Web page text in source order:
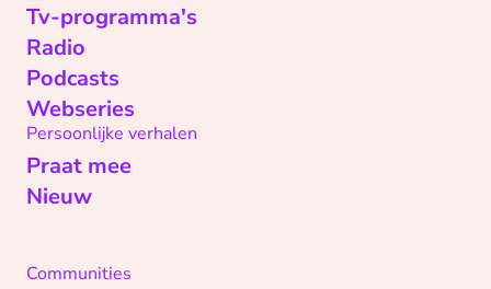
Tv-programma's
Radio
Podcasts
Webseries
Persoonlijke verhalen
Praat mee
Nieuw
Communities